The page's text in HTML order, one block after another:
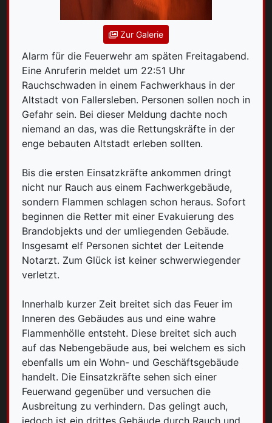
Zur Galerie
Alarm für die Feuerwehr am späten Freitagabend.
Eine Anruferin meldet um 22:51 Uhr
Rauchschwaden in einem Fachwerkhaus in der
Altstadt von Fallersleben. Personen sollen noch in
Gefahr sein. Bei dieser Meldung dachte noch
niemand an das, was die Rettungskräfte in der
enge bebauten Altstadt erleben sollten.
Bis die ersten Einsatzkräfte ankommen dringt
nicht nur Rauch aus einem Fachwerkgebäude,
sondern Flammen schlagen schon heraus. Sofort
beginnen die Retter mit einer Evakuierung des
Brandobjekts und der umliegenden Gebäude.
Insgesamt elf Personen sichtet der Leitende
Notarzt. Zum Glück ist keiner schwerwiegender
verletzt.
Innerhalb kurzer Zeit breitet sich das Feuer im
Inneren des Gebäudes aus und eine wahre
Flammenhölle entsteht. Diese breitet sich auch
auf das Nebengebäude aus, bei welchem es sich
ebenfalls um ein Wohn- und Geschäftsgebäude
handelt. Die Einsatzkräfte sehen sich einer
Feuerwand gegenüber und versuchen die
Ausbreitung zu verhindern. Das gelingt auch,